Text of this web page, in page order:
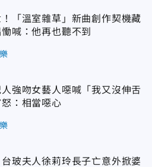
「溫室雜草」新曲創作契機藏
喊：他再也聽不到
強吻女藝人噁喊「我又沒伸舌
：相當噁心
玻夫人徐莉玲長子亡意外掀婆